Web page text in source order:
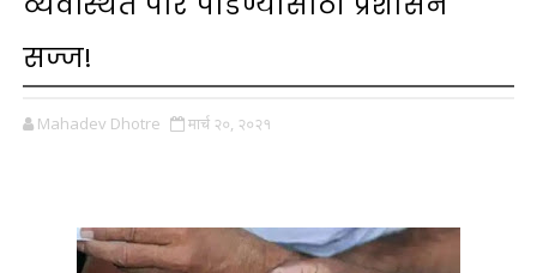
सज्ज!
Mahadev Dhotre मार्च २०, २०२१